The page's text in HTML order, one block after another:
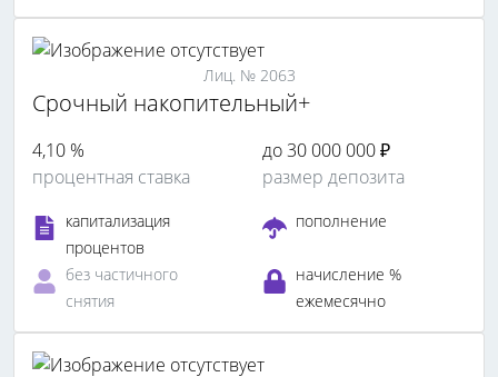
Лиц. № 2063
Срочный накопительный+
4,10 %
процентная ставка
до 30 000 000 ₽
размер депозита
капитализация
процентов
пополнение
без частичного
снятия
начисление %
ежемесячно